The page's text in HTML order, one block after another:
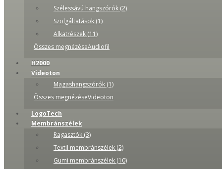
Szélessávú hangszórók (2)
Szolgáltatások (1)
Alkatrészek (11)
Összes megnézéseAudiofil
H2000
Videoton
Magashangszórók (1)
Összes megnézéseVideoton
LogoTech
Membránszélek
Ragasztók (3)
Textil membránszélek (2)
Gumi membránszélek (10)